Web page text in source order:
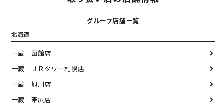
グループ店舗一覧
北海道
一蔵 函館店
一蔵 ＪＲタワー札幌店
一蔵 旭川店
一蔵 帯広店